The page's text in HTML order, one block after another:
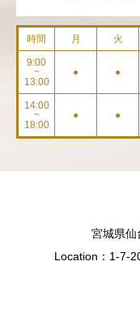
時間 月 火
9:00
~
13:00
● ●
14:00
~
18:00
● ●
宮城県仙
Location：1-7-